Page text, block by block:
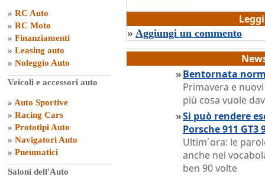
» RC Auto
» RC Moto
» Finanziamenti
» Leasing auto
» Noleggio Auto
Veicoli e accessori auto
» Auto Sportive
» Racing Cars
» Prototipi Auto
» Navigatori Auto
» Pneumatici
Saloni dell'Auto
» Aggiungi un commento
»Bentornata
Primavera e
più cosa vuole
»Si può rendere
Porsche 911 GT3
Ultim´ora: le
anche nel
ben 90 volte